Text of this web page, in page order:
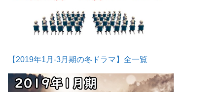
【2019年1月-3月期の冬ドラマ】全一覧